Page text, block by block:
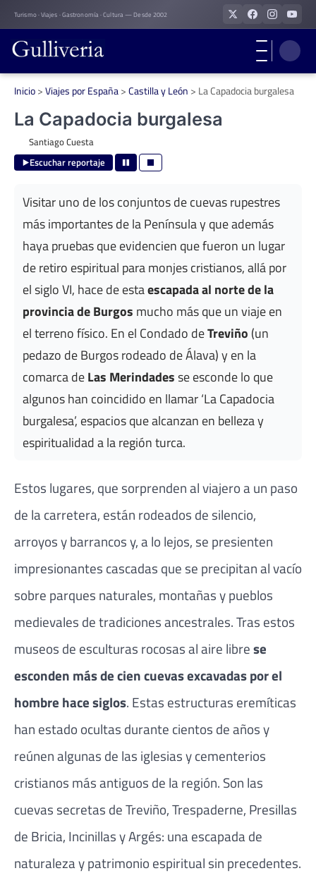
Skip
to
content
Turismo · Viajes · Gastronomía · Cultura — Desde 2002
Inicio>Viajes por España>Castilla y León > La Capadocia burgalesa
La Capadocia burgalesa
Santiago Cuesta
Escuchar reportaje
Visitar uno de los conjuntos de cuevas rupestres
más importantes de la Península y que además
haya pruebas que evidencien que fueron un lugar
de retiro espiritual para monjes cristianos, allá por
el siglo VI, hace de estaescapada al norte de la
provincia de Burgos mucho más que un viaje en
el terreno físico. En el Condado deTreviño (un
pedazo de Burgos rodeado de Álava) y en la
comarca deLas Merindadesse esconde lo que
algunos han coincidido en llamar ‘La Capadocia
burgalesa’, espacios que alcanzan en belleza y
espiritualidad a la región turca.
Estos lugares, que sorprenden al viajero a un paso
de la carretera, están rodeados de silencio,
arroyos y barrancos y, a lo lejos, se presienten
impresionantes cascadas que se precipitan al vacío
sobre parques naturales, montañas y pueblos
medievales de tradiciones ancestrales. Tras estos
museos de esculturas rocosas al aire librese
esconden más de cien cuevas excavadas por el
hombre hace siglos. Estas estructuras eremíticas
han estado ocultas durante cientos de años y
reúnen algunas de las iglesias y cementerios
cristianos más antiguos de la región. Son las
cuevas secretas de Treviño, Trespaderne, Presillas
de Bricia, Incinillas y Argés: una escapada de
naturaleza y patrimonio espiritual sin precedentes.